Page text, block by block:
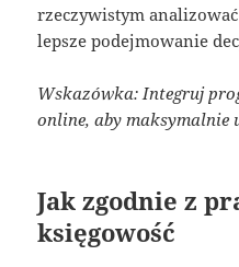
rzeczywistym
lepsze podejmowanie
Wskazówka: Integruj
online, aby maksymalnie
Jak zgodnie z
księgowość